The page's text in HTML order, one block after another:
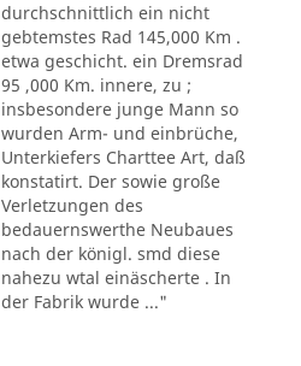
durchschnittlich ein nicht
gebtemstes Rad 145,000 Km .
etwa geschicht. ein Dremsrad
95 ,000 Km. innere, zu ;
insbesondere junge Mann so
wurden Arm- und einbrüche,
Unterkiefers Charttee Art, daß
konstatirt. Der sowie große
Verletzungen des
bedauernswerthe Neubaues
nach der königl. smd diese
nahezu wtal einäscherte . In
der Fabrik wurde ..."